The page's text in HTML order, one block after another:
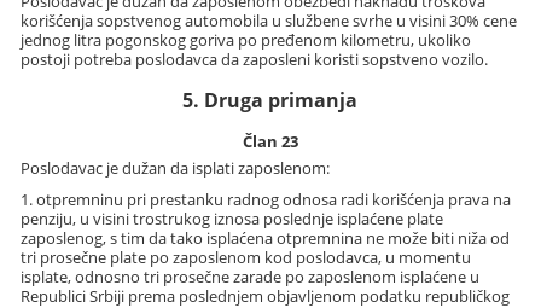
korišćenja sopstvenog automobila u službene svrhe u visini 30% cene
jednog litra pogonskog goriva po pređenom kilometru, ukoliko
postoji potreba poslodavca da zaposleni koristi sopstveno vozilo.
5. Druga primanja
Član 23
Poslodavac je dužan da isplati zaposlenom:
1. otpremninu pri prestanku radnog odnosa radi korišćenja prava na
penziju, u visini trostrukog iznosa poslednje isplaćene plate
zaposlenog, s tim da tako isplaćena otpremnina ne može biti niža od
tri prosečne plate po zaposlenom kod poslodavca, u momentu
isplate, odnosno tri prosečne zarade po zaposlenom isplaćene u
Republici Srbiji prema poslednjem objavljenom podatku republičkog